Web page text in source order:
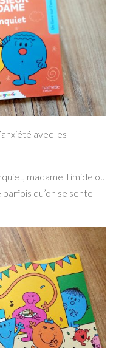
avec les
madame Timide ou
qu’on se sente